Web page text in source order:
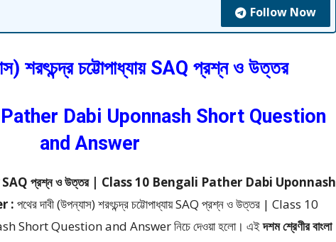
Follow Now
শরৎচন্দ্র চট্টোপাধ্যায় SAQ প্রশ্ন ও উত্তর
Dabi Uponnash Short Question
and Answer
SAQ প্রশ্ন ও উত্তর | Class 10 Bengali Pather Dabi Uponnash
: পথের দাবী (উপন্যাস) শরৎচন্দ্র চট্টোপাধ্যায় SAQ প্রশ্ন ও উত্তর | Class 10
Short Question and Answerনিচে দেওয়া হলো। এইদশম শ্রেণীর বাংলা